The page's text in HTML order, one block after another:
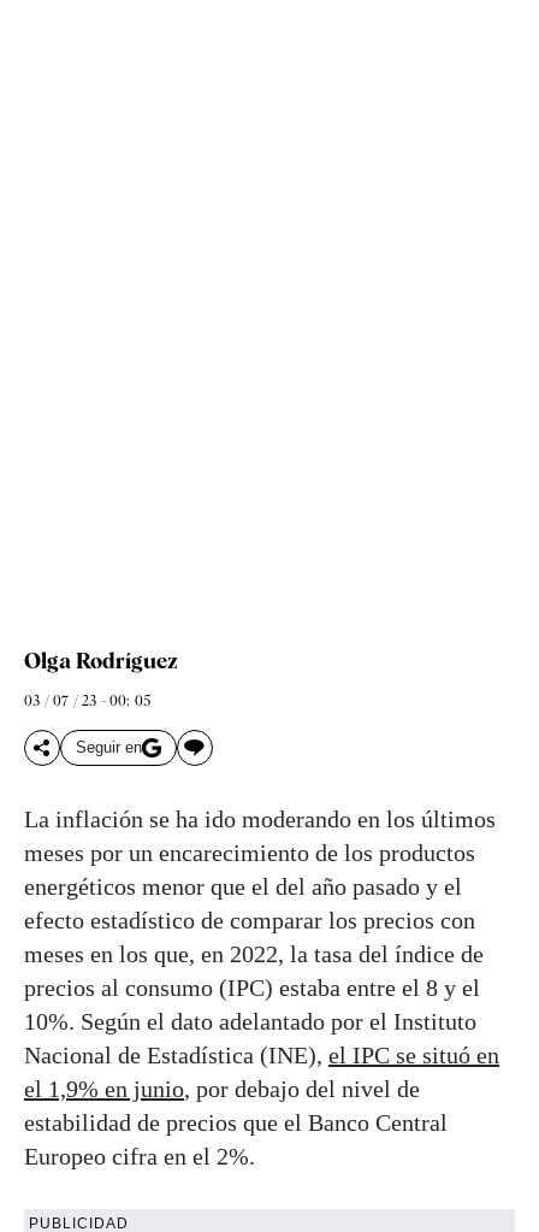
Olga Rodríguez
03 / 07 / 23 - 00: 05
Seguir en
La inflación se ha ido moderando en los últimos
meses por un encarecimiento de los productos
energéticos menor que el del año pasado y el
efecto estadístico de comparar los precios con
meses en los que, en 2022, la tasa del índice de
precios al consumo (IPC) estaba entre el 8 y el
10%. Según el dato adelantado por el Instituto
Nacional de Estadística (INE), el IPC se situó en
el 1,9% en junio, por debajo del nivel de
estabilidad de precios que el Banco Central
Europeo cifra en el 2%.
PUBLICIDAD